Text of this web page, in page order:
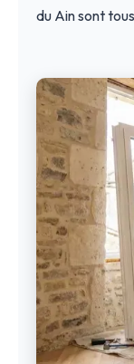
du Ain sont